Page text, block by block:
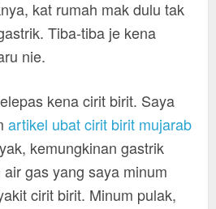
kat rumah mak dulu tak
Tiba-tiba je kena
nie.
kena cirit birit. Saya
artikel ubat cirit birit mujarab
kemungkinan gastrik
gas yang saya minum
cirit birit. Minum pulak,